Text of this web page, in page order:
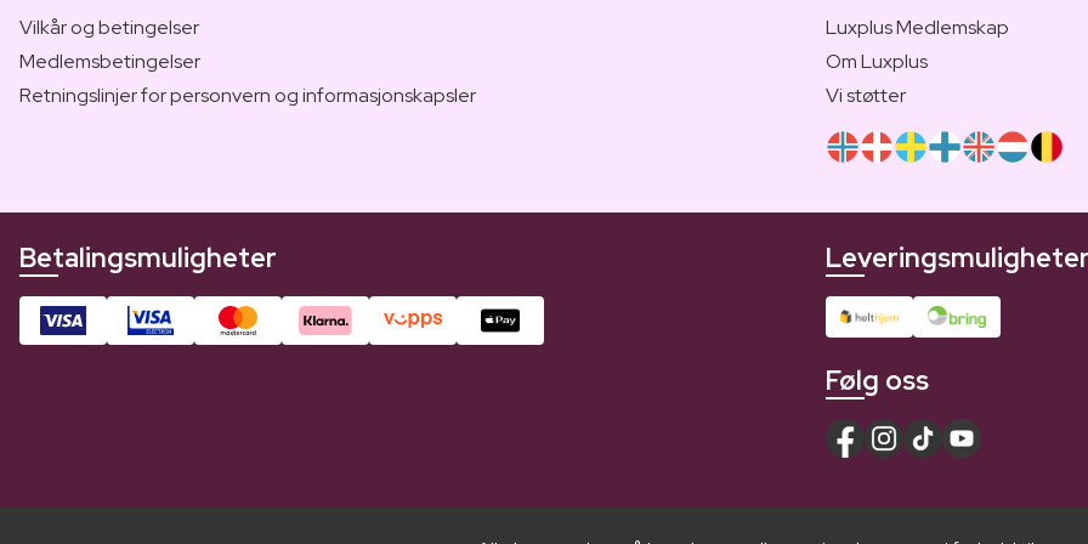
Vilkår og betingelser
Medlemsbetingelser
Retningslinjer for personvern og informasjonskapsler
Luxplus Medlemskap
Om Luxplus
Vi støtter
Betalingsmuligheter
Følg oss